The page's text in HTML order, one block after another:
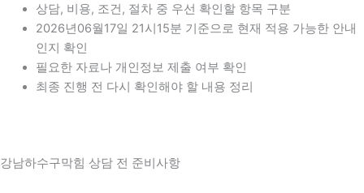
상담, 비용, 조건, 절차 중 우선 확인할 항목 구분
2026년06월17일 21시15분 기준으로 현재 적용 가능한 안내
인지 확인
필요한 자료나 개인정보 제출 여부 확인
최종 진행 전 다시 확인해야 할 내용 정리
강남하수구막힘 상담 전 준비사항